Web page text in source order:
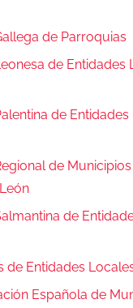
de Parroquias
de Entidades
de
de
de
de Entidades
Española de